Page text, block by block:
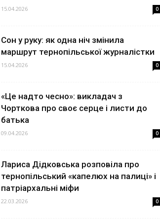
15.04.2026 0
Сон у руку: як одна ніч змінила
маршрут тернопільської журналістки
15.04.2026 0
«Це надто чесно»: викладач з
Чорткова про своє серце і листи до
батька
09.04.2026 0
Лариса Дідковська розповіла про
тернопільський «капелюх на палиці» і
патріархальні міфи
22.03.2026 0